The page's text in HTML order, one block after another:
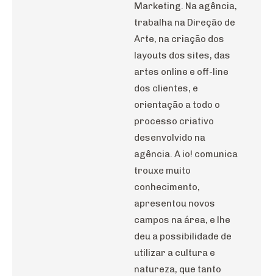
Marketing. Na agência,
trabalha na Direção de
Arte, na criação dos
layouts dos sites, das
artes online e off-line
dos clientes, e
orientação a todo o
processo criativo
desenvolvido na
agência. A io! comunica
trouxe muito
conhecimento,
apresentou novos
campos na área, e lhe
deu a possibilidade de
utilizar a cultura e
natureza, que tanto